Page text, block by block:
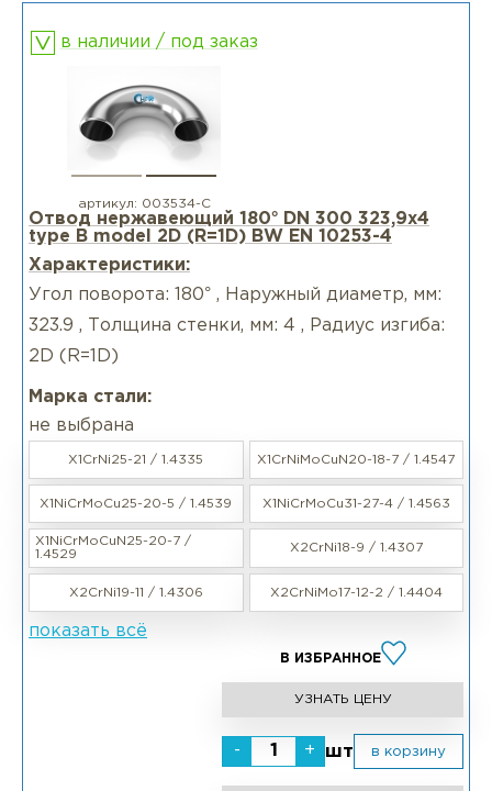
в наличии / под заказ
артикул: 003534-С
Отвод нержавеющий 180° DN 300 323,9x4
type B model 2D (R=1D) BW EN 10253-4
Характеристики:
Угол поворота: 180° , Наружный диаметр, мм:
323.9 , Толщина стенки, мм: 4 , Радиус изгиба:
2D (R=1D)
Марка стали:
не выбрана
X1CrNi25-21 / 1.4335 X1CrNiMoCuN20-18-7 / 1.4547
X1NiCrMoCu25-20-5 / 1.4539 X1NiCrMoCu31-27-4 / 1.4563
X1NiCrMoCuN25-20-7 /
1.4529
X2CrNi18-9 / 1.4307
X2CrNi19-11 / 1.4306 X2CrNiMo17-12-2 / 1.4404
показать всё
В ИЗБРАННОЕ
УЗНАТЬ ЦЕНУ
- + шт в корзину